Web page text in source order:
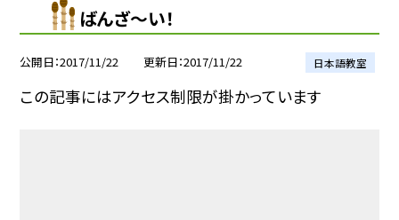
ばんざ〜い！
公開日 2017/11/22 更新日 2017/11/22 日本語教室
この記事にはアクセス制限が掛かっています